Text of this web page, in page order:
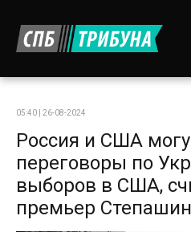
05:40 | 26-08-2024
Россия и США
переговоры по
выборов в США,
премьер Степашин